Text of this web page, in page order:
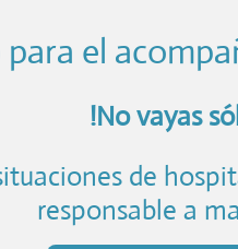
el
!No vayas
de
responsable a